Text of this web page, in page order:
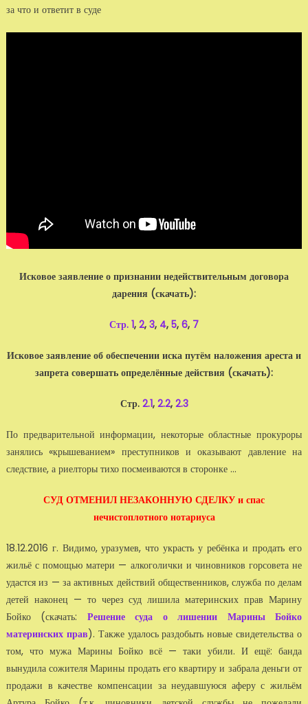
за что и ответит в суде
Исковое заявление о признании недействительным договора
дарения (скачать):
Стр. 1, 2, 3, 4, 5, 6, 7
Исковое заявление об обеспечении иска путём наложения ареста и
запрета совершать определённые действия (скачать):
Стр. 2.1, 2.2, 2.3
По предварительной информации, некоторые областные прокуроры
занялись «крышеванием» преступников и оказывают давление на
следствие, а риелторы тихо посмеиваются в сторонке ...
СУД ОТМЕНИЛ НЕЗАКОННУЮ СДЕЛКУ и спас
нечистоплотного нотариуса
18.12.2016 г. Видимо, уразумев, что украсть у ребёнка и продать его
жильё с помощью матери — алкоголички и чиновников горсовета не
удастся из — за активных действий общественников, служба по делам
детей наконец — то через суд лишила материнских прав Марину
Бойко (скачать: Решение суда о лишении Марины Бойко
материнских прав). Также удалось раздобыть новые свидетельства о
том, что мужа Марины Бойко всё — таки убили. И ещё: банда
вынудила сожителя Марины продать его квартиру и забрала деньги от
продажи в качестве компенсации за неудавшуюся аферу с жильём